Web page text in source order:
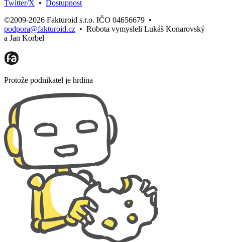
Twitter/X • Dostupnost
©2009-2026 Fakturoid s.r.o. IČO 04656679 •
podpora@fakturoid.cz • Robota vymysleli Lukáš Konarovský
a Jan Korbel
Protože podnikatel je hrdina